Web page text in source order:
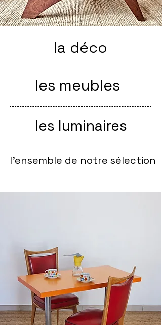
la déco
les meubles
les luminaires
l'ensemble de notre sélection